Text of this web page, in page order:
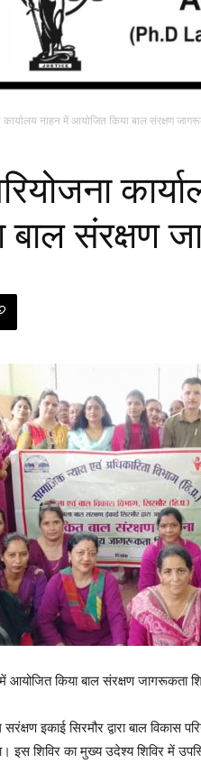
कार्यालय नाहन में आयोजित किया बाल संरक्षण
संरक्षण
में आयोजित किया बाल संरक्षण जागरूकता
इकाई सिरमौर द्वारा बाल विकास
इस शिविर का मुख्य उदेश्य शिविर में